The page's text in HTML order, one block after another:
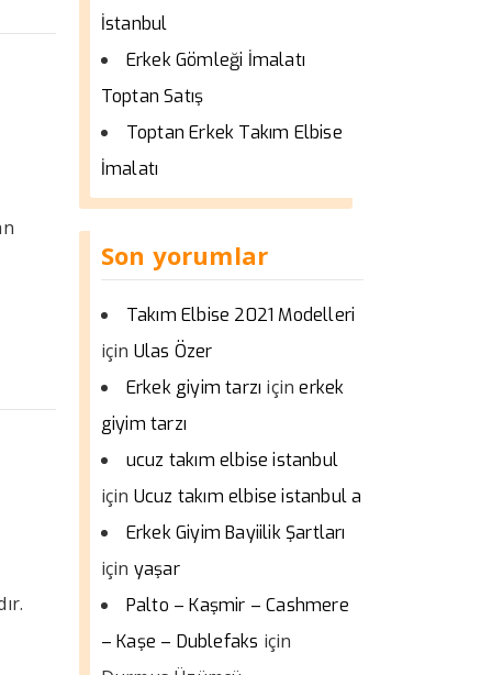
İstanbul
Erkek Gömleği İmalatı
Toptan Satış
Toptan Erkek Takım Elbise
İmalatı
Son yorumlar
Takım Elbise 2021 Modelleri
için Ulas Özer
Erkek giyim tarzı içinerkek
giyim tarzı
ucuz takım elbise istanbul
için Ucuz takım elbise istanbul a
Erkek Giyim Bayiilik Şartları
için yaşar
Palto – Kaşmir – Cashmere
– Kaşe – Dublefaks için